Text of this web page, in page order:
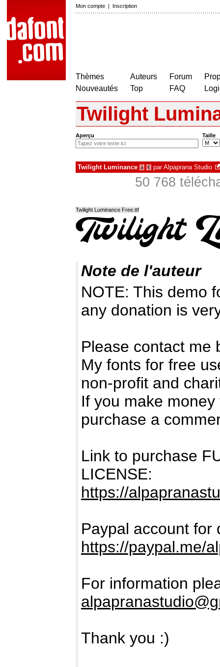
Mon compte | Inscription
Thèmes
Nouveautés
Auteurs
Top
Forum
FAQ
Twilight
Aperçu Taille
Twilight Luminance à € parAlpaprana Studio
50 768
Twilight Luminance Free.ttf
Note de l'auteur
NOTE: This demo
any donation is
Please contact me
My fonts for free
non-profit and
If you make
purchase a
Link to purchase
LICENSE:
https://
Paypal account for
https://paypal.me/
For information
Thank you :)